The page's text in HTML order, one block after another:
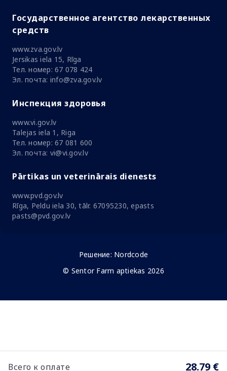
Всего к оплате 28.79 €
Государственное агентство лекарственных
средств
www.zva.gov.lv
Jersikas iela 15, Rīga
Тел. номер: 67 078 424
Эл. почта: info@zva.gov.lv
Инспекция здоровья
www.vi.gov.lv
Talejas iela 1, Riga
Тел. номер: 67 081 600
Эл. почта: vi@vi.gov.lv
Pārtikas un veterinārais dienests
www.pvd.gov.lv
Rīga, Peldu iela 30, tālr. 67095230, epasts
pasts@pvd.gov.lv
Решение: Nordcode
© Sentor Farm aptiekas 2026